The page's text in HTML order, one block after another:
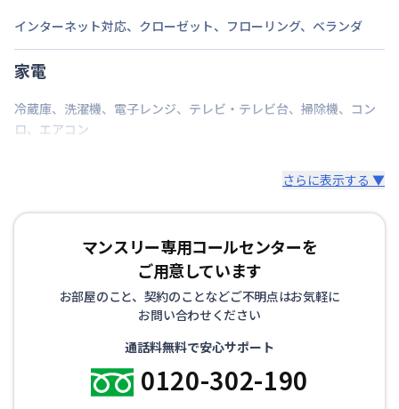
インターネット対応、 クローゼット、 フローリング、 ベランダ
家電
冷蔵庫、 洗濯機、 電子レンジ、 テレビ・テレビ台、 掃除機、 コン
ロ、 エアコン
さらに表示する ▼
マンスリー専用コールセンターを
ご用意しています
お部屋のこと、契約のことなどご不明点はお気軽に
お問い合わせください
通話料無料で安心サポート
0120-302-190